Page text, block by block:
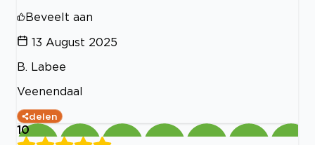
Beveelt aan
13 August 2025
B. Labee
Veenendaal
delen
10